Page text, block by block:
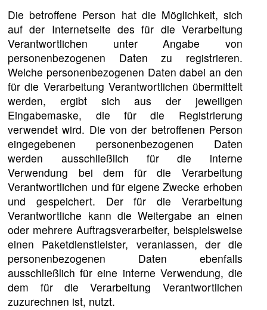
Die betroffene Person hat die Möglichkeit, sich
auf der Internetseite des für die Verarbeitung
Verantwortlichen unter Angabe von
personenbezogenen Daten zu registrieren.
Welche personenbezogenen Daten dabei an den
für die Verarbeitung Verantwortlichen übermittelt
werden, ergibt sich aus der jeweiligen
Eingabemaske, die für die Registrierung
verwendet wird. Die von der betroffenen Person
eingegebenen personenbezogenen Daten
werden ausschließlich für die interne
Verwendung bei dem für die Verarbeitung
Verantwortlichen und für eigene Zwecke erhoben
und gespeichert. Der für die Verarbeitung
Verantwortliche kann die Weitergabe an einen
oder mehrere Auftragsverarbeiter, beispielsweise
einen Paketdienstleister, veranlassen, der die
personenbezogenen Daten ebenfalls
ausschließlich für eine interne Verwendung, die
dem für die Verarbeitung Verantwortlichen
zuzurechnen ist, nutzt.